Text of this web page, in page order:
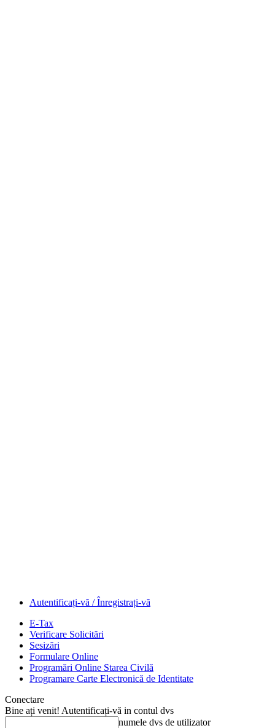
Autentificați-vă / Înregistrați-vă
E-Tax
Verificare Solicitări
Sesizări
Formulare Online
Programări Online Starea Civilă
Programare Carte Electronică de Identitate
Conectare
Bine ați venit! Autentificați-vă in contul dvs
numele dvs de utilizator